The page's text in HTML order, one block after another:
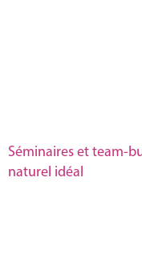
Séminaires et team-
naturel idéal